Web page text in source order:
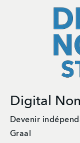
Digital
Devenir
Graal